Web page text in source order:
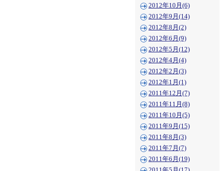
2012年10月(6)
2012年9月(14)
2012年8月(2)
2012年6月(9)
2012年5月(12)
2012年4月(4)
2012年2月(3)
2012年1月(1)
2011年12月(7)
2011年11月(8)
2011年10月(5)
2011年9月(15)
2011年8月(3)
2011年7月(7)
2011年6月(19)